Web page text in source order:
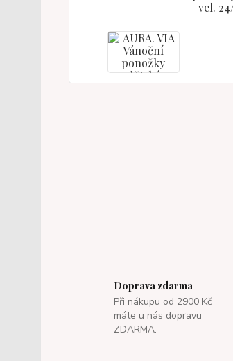
Doprava zdarma
Při nákupu od 2900 Kč
máte u nás dopravu
ZDARMA.